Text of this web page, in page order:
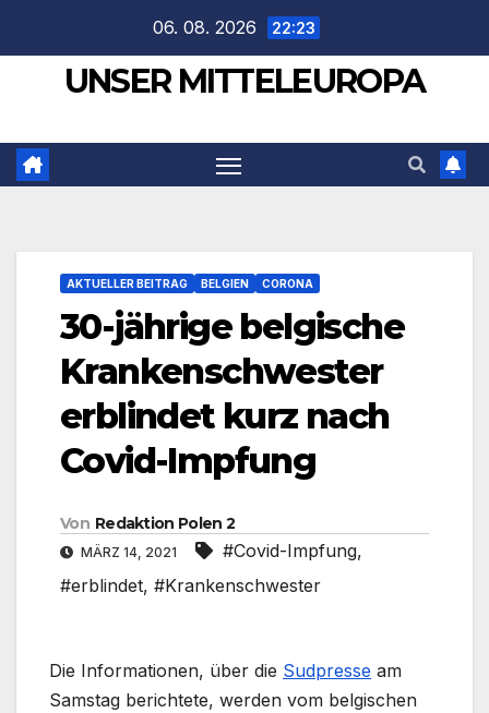
springen
06. 08. 2026 22:23
UNSER MITTELEUROPA
AKTUELLER BEITRAG BELGIEN CORONA
30-jährige belgische
Krankenschwester
erblindet kurz nach
Covid-Impfung
Von Redaktion Polen 2
MÄRZ 14, 2021 #Covid-Impfung,
#erblindet, #Krankenschwester
Die Informationen, über die Sudpresse am
Samstag berichtete, werden vom belgischen